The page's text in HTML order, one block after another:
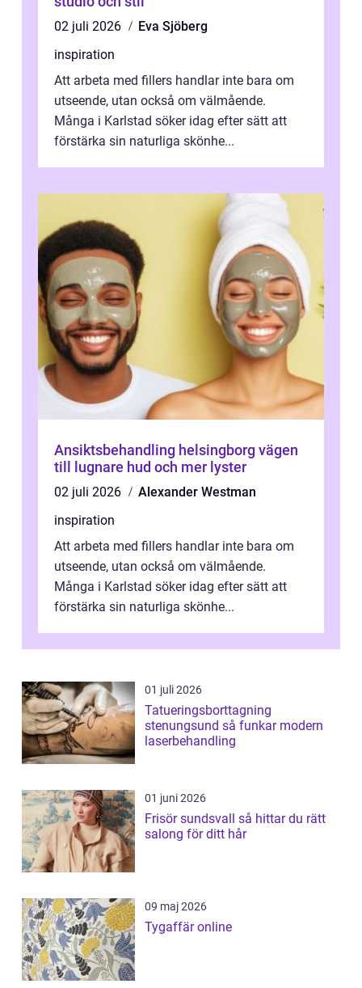
02 juli 2026
Eva Sjöberg
inspiration
Att arbeta med fillers handlar inte bara om
utseende, utan också om välmående.
Många i Karlstad söker idag efter sätt att
förstärka sin naturliga skönhe...
Ansiktsbehandling helsingborg vägen
till lugnare hud och mer lyster
02 juli 2026
Alexander Westman
inspiration
Att arbeta med fillers handlar inte bara om
utseende, utan också om välmående.
Många i Karlstad söker idag efter sätt att
förstärka sin naturliga skönhe...
01 juli 2026
Tatueringsborttagning
stenungsund så funkar modern
laserbehandling
01 juni 2026
Frisör sundsvall så hittar du rätt
salong för ditt hår
09 maj 2026
Tygaffär online